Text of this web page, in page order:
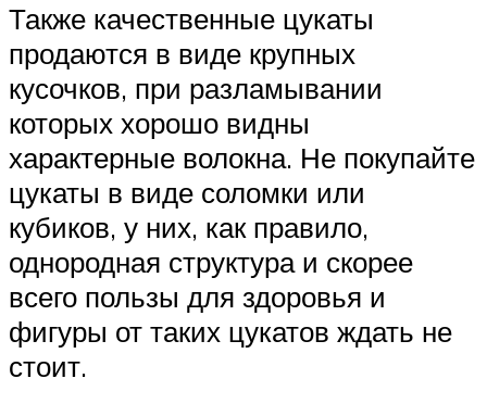
Также качественные цукаты
продаются в виде крупных
кусочков, при разламывании
которых хорошо видны
характерные волокна. Не покупайте
цукаты в виде соломки или
кубиков, у них, как правило,
однородная структура и скорее
всего пользы для здоровья и
фигуры от таких цукатов ждать не
стоит.